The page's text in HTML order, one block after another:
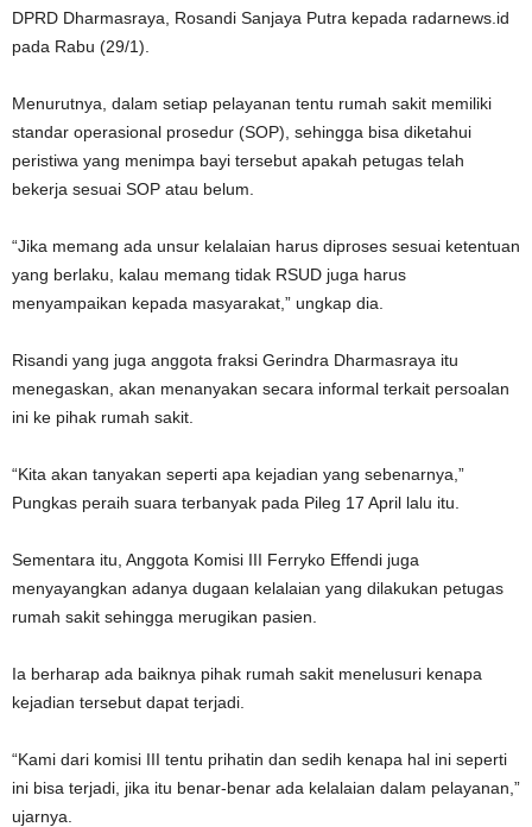
DPRD Dharmasraya, Rosandi Sanjaya Putra kepada radarnews.id
pada Rabu (29/1).
Menurutnya, dalam setiap pelayanan tentu rumah sakit memiliki
standar operasional prosedur (SOP), sehingga bisa diketahui
peristiwa yang menimpa bayi tersebut apakah petugas telah
bekerja sesuai SOP atau belum.
“Jika memang ada unsur kelalaian harus diproses sesuai ketentuan
yang berlaku, kalau memang tidak RSUD juga harus
menyampaikan kepada masyarakat,” ungkap dia.
Risandi yang juga anggota fraksi Gerindra Dharmasraya itu
menegaskan, akan menanyakan secara informal terkait persoalan
ini ke pihak rumah sakit.
“Kita akan tanyakan seperti apa kejadian yang sebenarnya,”
Pungkas peraih suara terbanyak pada Pileg 17 April lalu itu.
Sementara itu, Anggota Komisi III Ferryko Effendi juga
menyayangkan adanya dugaan kelalaian yang dilakukan petugas
rumah sakit sehingga merugikan pasien.
Ia berharap ada baiknya pihak rumah sakit menelusuri kenapa
kejadian tersebut dapat terjadi.
“Kami dari komisi III tentu prihatin dan sedih kenapa hal ini seperti
ini bisa terjadi, jika itu benar-benar ada kelalaian dalam pelayanan,”
ujarnya.